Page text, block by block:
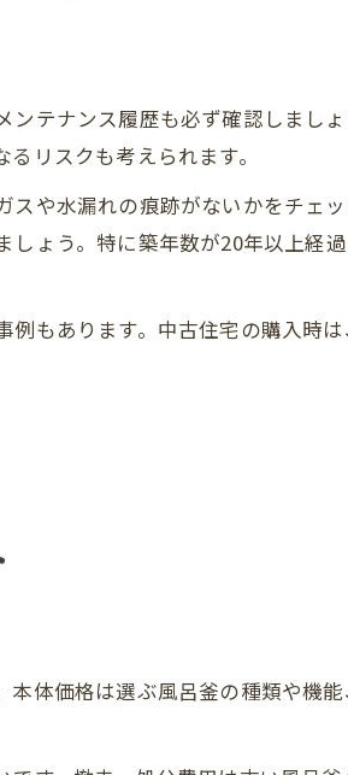
テナンス履歴も必ず確認しまし
リスクも考えられます。
や水漏れの痕跡がないかをチェ
ょう。特に築年数が20年以上経
もあります。中古住宅の購入時
体価格は選ぶ風呂釜の種類や機